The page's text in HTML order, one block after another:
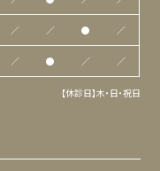
および同材料を用
において承認された医
コンピューター処理し
を適切な位置に埋入する
／ ／ ● ／
／ ● ／ ／
【休診日】木・日・祝日